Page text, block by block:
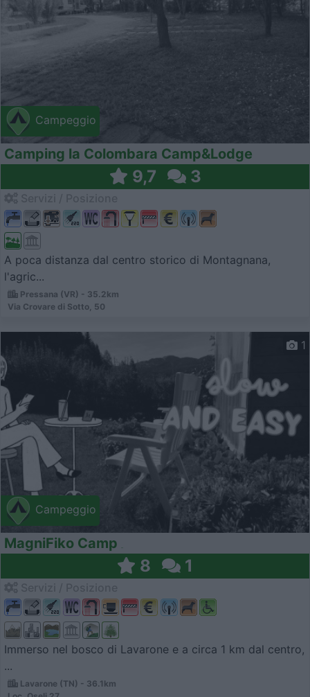
Campeggio
Camping la Colombara Camp&Lodge
9,7 3
A poca distanza dal centro storico di Montagnana,
l'agric...
Pressana (VR) - 35.2km
Via Crovare di Sotto, 50
Campeggio
1
MagniFiko Camp
8 1
Immerso nel bosco di Lavarone e a circa 1 km dal centro,
...
Lavarone (TN) - 36.1km